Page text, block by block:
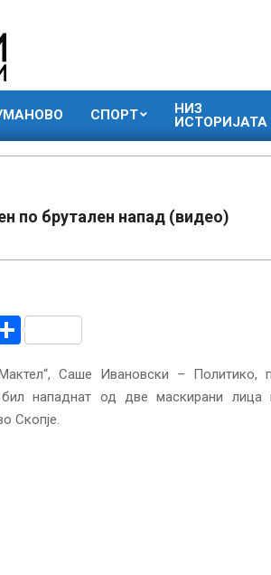
СПОРТ
НИЗ
ИСТОРИЈАТА
по брутален напад (видео)
Share
Саше Ивановски – Политико,
бил нападнат од две маскирани лица
Скопје.